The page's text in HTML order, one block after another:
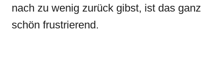
nach zu wenig zurück gibst, ist das ganz
schön frustrierend.